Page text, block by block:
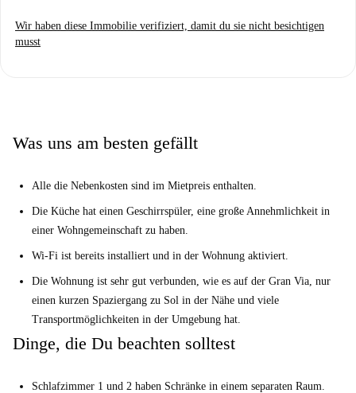
Wir haben diese Immobilie verifiziert, damit du sie nicht besichtigen
musst
Was uns am besten gefällt
Alle die Nebenkosten sind im Mietpreis enthalten.
Die Küche hat einen Geschirrspüler, eine große Annehmlichkeit in
einer Wohngemeinschaft zu haben.
Wi-Fi ist bereits installiert und in der Wohnung aktiviert.
Die Wohnung ist sehr gut verbunden, wie es auf der Gran Via, nur
einen kurzen Spaziergang zu Sol in der Nähe und viele
Transportmöglichkeiten in der Umgebung hat.
Dinge, die Du beachten solltest
Schlafzimmer 1 und 2 haben Schränke in einem separaten Raum.